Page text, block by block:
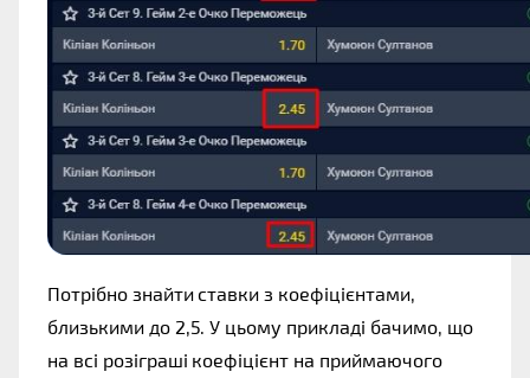
Потрібно знайти ставки з коефіцієнтами,
близькими до 2,5. У цьому прикладі бачимо, що
на всі розіграші коефіцієнт на приймаючого